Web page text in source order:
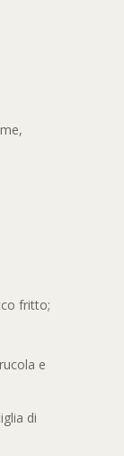
fritto;
e
di